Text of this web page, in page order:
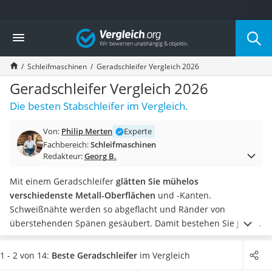
Die beliebtesten Vergleiche nach Kategorie
Baumarkt
Tresor feuerfest
Makita-Akku-Rasenmäher
Kappsäge
Smartes Türschloss
Akku-Rasentrimmer
Split-Klimaanlage 2 Innengeräte
Pelletofen
Tiefbrunnenpumpe
Fliesenschneider
Hochdruckreiniger
Doppelschleifer
Überwachungskamera
Benzinrasenmäher mit Elektrostart
Vergleich
Schleifmaschinen Geradschleifer Vergleich 2026
Geradschleifer Vergleich 2026
Die besten Stabschleifer im Vergleich.
Von: Philip Merten
Experte
Fachbereich:Schleifmaschinen
Redakteur:Georg B.
Mit einem Geradschleifer glätten Sie mühelos
verschiedenste Metall-Oberflächen und -Kanten.
Schweißnähte werden so abgeflacht und Ränder von
überstehenden Spänen gesäubert. Damit bestehen Sie jeden
noch so schwierigen Handwerker-Test. Wählen Sie jetzt aus
unserer Geradschleifer-Vergleichstabelle ein Akku-Gerät aus,
1 - 2 von 14: Beste Geradschleifer im Vergleich